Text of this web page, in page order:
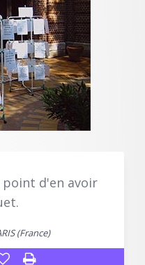
d'en avoir
(France)